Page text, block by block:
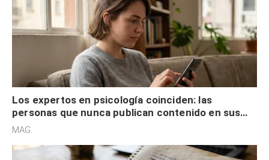
Los expertos en psicología coinciden: las
personas que nunca publican contenido en sus
redes sociales no pretenden buscar validación
MAG.